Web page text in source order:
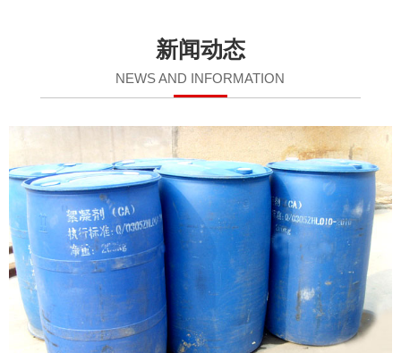
新闻动态
NEWS AND INFORMATION